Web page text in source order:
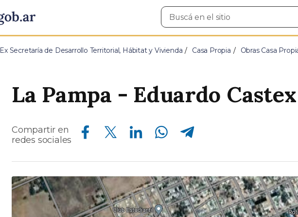
Buscar
en
Ex Secretaría de Desarrollo Territorial, Hábitat y Vivienda Casa Propia Obras Casa
La Pampa - Eduardo Castex
Compartir en
redes sociales
Compartir en Facebook Compartir en Twitter Compartir en Linkedin Compartir en Whatsapp Compartir en Telegram